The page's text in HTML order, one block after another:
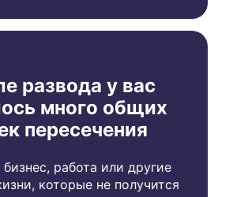
развода у вас
много общих
пересечения
бизнес, работа или другие
которые не получится